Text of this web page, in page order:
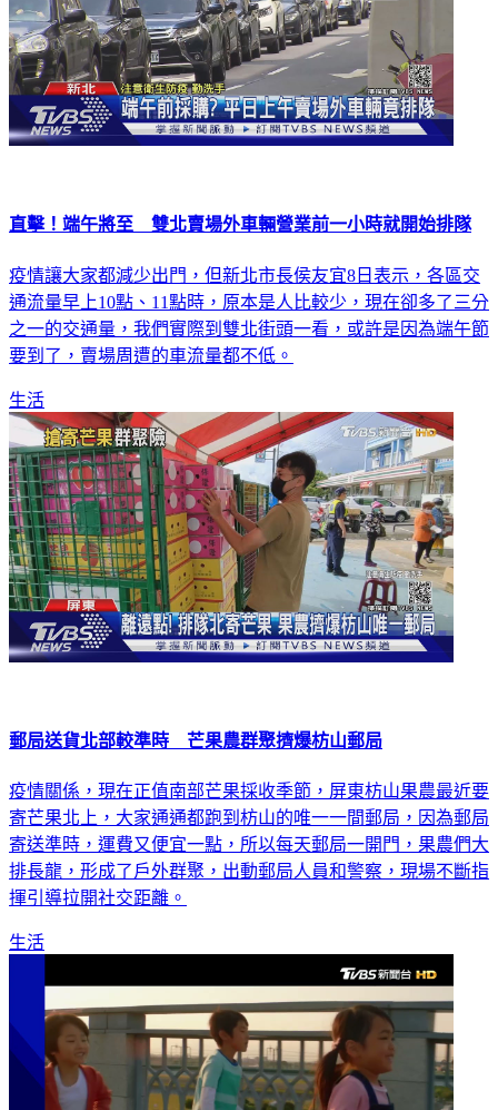
直擊！端午將至 雙北賣場外車輛營業前一小時就開始排隊
疫情讓大家都減少出門，但新北市長侯友宜8日表示，各區交
通流量早上10點、11點時，原本是人比較少，現在卻多了三分
之一的交通量，我們實際到雙北街頭一看，或許是因為端午節
要到了，賣場周遭的車流量都不低。
生活
郵局送貨北部較準時 芒果農群聚擠爆枋山郵局
疫情關係，現在正值南部芒果採收季節，屏東枋山果農最近要
寄芒果北上，大家通通都跑到枋山的唯一一間郵局，因為郵局
寄送準時，運費又便宜一點，所以每天郵局一開門，果農們大
排長龍，形成了戶外群聚，出動郵局人員和警察，現場不斷指
揮引導拉開社交距離。
生活